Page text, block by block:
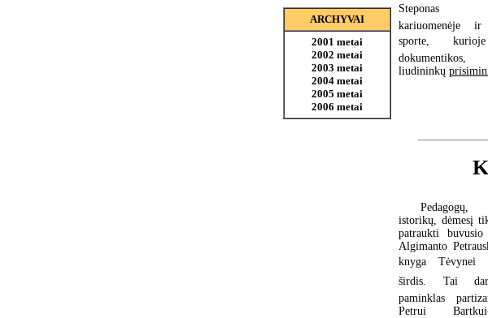
ARCHYVAI
2001 metai
2002 metai
2003 metai
2004 metai
2005 metai
2006 metai
Steponas
kariuomenėje ir
sporte,
liudininkų
istorikų, dėmesį
patraukti
Algimanto
knyga
širdis. Tai
paminklas
Petrui Bartkui-